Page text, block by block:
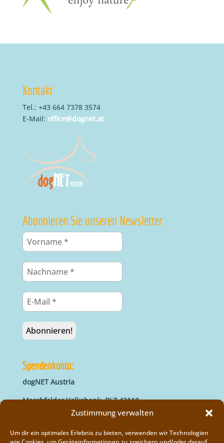
Zustimmung verwalten
Um dir ein optimales Erlebnis zu bieten, verwenden wir Technologien
Kontakt
Tel.: +43 664 7378 3574
E-Mail: office@dognet.at
Abonnieren Sie unseren Newsletter
Spendenkonto:
dogNET Austria
Marchfelder Volksbank, BLZ 42110
IBAN: AT66 4211 0421 5000 0000